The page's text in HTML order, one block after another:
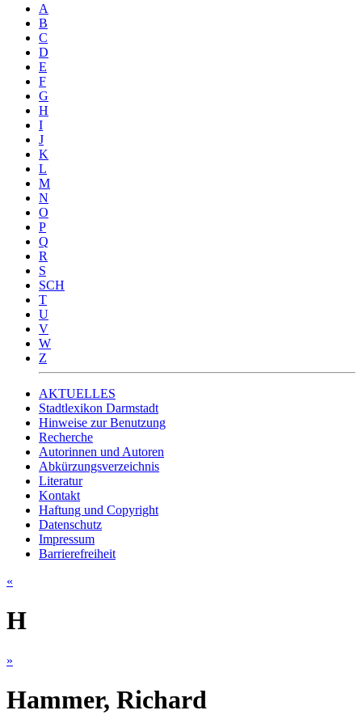
A
B
C
D
E
F
G
H
I
J
K
L
M
N
O
P
Q
R
S
SCH
T
U
V
W
Z
AKTUELLES
Stadtlexikon Darmstadt
Hinweise zur Benutzung
Recherche
Autorinnen und Autoren
Abkürzungsverzeichnis
Literatur
Kontakt
Haftung und Copyright
Datenschutz
Impressum
Barrierefreiheit
«
H
»
Hammer, Richard